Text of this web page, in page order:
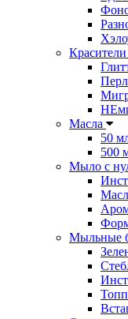
Красители
Масла
50
500
Мыло с
Мыльные